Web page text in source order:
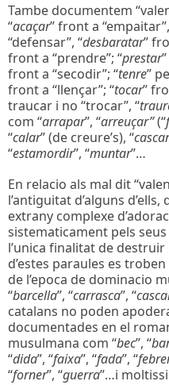
Tambe documentem
“acaçar” front a
“defensar”, “desbaratar”
front a “prendre”; “prestar
front a “secodir”; “tenre”
front a “llençar”; “tocar”
traucar i no “trocar”, “
com “arrapar”, “arreuçar”(“
“calar” (de creure’s), “cascar
“estamordir”, “muntar”…
En relacio als mal dit
l’antiguitat d’alguns
extrany complexe
sistematicament pels
l’unica finalitat de
d’estes paraules es
de l’epoca de dominacio
“barcella”, “carrasca”, “
catalans no poden
documentades en el
musulmana com “bec”, “
“dida”, “faixa”, “fada”, “
“forner”, “guerra”…i